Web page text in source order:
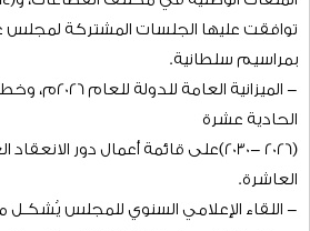
30 اكتوبر 2025 اترك رسالتك
أمين عــام مجلـس الشــــورى:
- المجلس يَعبــرُ لدور الانعقاد العادي
التشريعي يدعم تحقيق الرؤى والتوجهات
الخطوات
إليه باعتباره شريـكٌ أسَاسـي في مَنظُومـــة
- (47) عملاً تشريعيًا و (466)